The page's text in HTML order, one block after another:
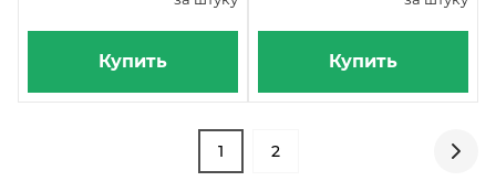
Купить Купить
1 2